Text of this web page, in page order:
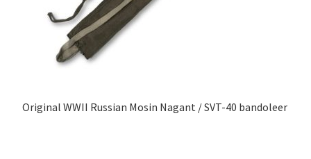
Original WWII Russian Mosin Nagant / SVT-40 bandoleer